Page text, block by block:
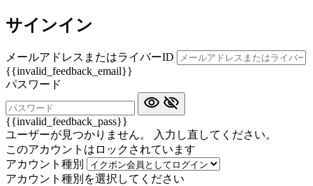
サインイン
メールアドレスまたはライバーID
{{invalid_feedback_email}}
パスワード
{{invalid_feedback_pass}}
ユーザーが見つかりません。 入力し直してください。
このアカウントはロックされています
アカウント種別
アカウント種別を選択してください